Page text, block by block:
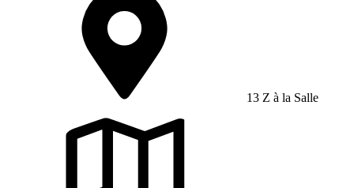
13 Z à la Salle